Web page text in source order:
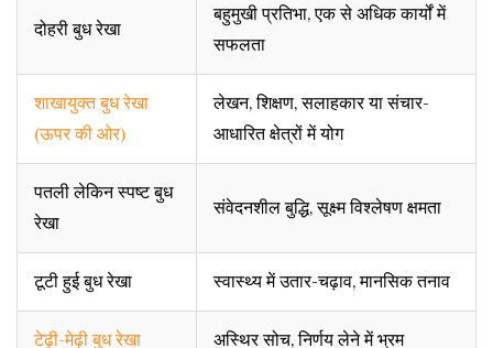
दोहरी बुध रेखा
बहुमुखी प्रतिभा, एक से अधिक कार्यों में
सफलता
शाखायुक्त बुध रेखा
(ऊपर की ओर)
लेखन, शिक्षण, सलाहकार या संचार-
आधारित क्षेत्रों में योग
पतली लेकिन स्पष्ट बुध
रेखा
संवेदनशील बुद्धि, सूक्ष्म विश्लेषण क्षमता
टूटी हुई बुध रेखा स्वास्थ्य में उतार-चढ़ाव, मानसिक तनाव
टेढ़ी-मेढ़ी बुध रेखा अस्थिर सोच, निर्णय लेने में भ्रम